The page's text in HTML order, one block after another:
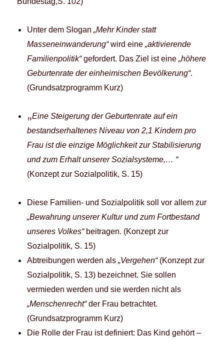
Unter dem Slogan„Mehr Kinder statt
Masseneinwanderung“wird eine„aktivierende
Familienpolitik“gefordert. Das Ziel ist eine„höhere
Geburtenrate der einheimischen Bevölkerung“.
(Grundsatzprogramm Kurz)
„Eine Steigerung der Geburtenrate auf ein
bestandserhaltenes Niveau von 2,1 Kindern pro
Frau ist die einzige Möglichkeit zur Stabilisierung
und zum Erhalt unserer Sozialsysteme,… “
(Konzept zur Sozialpolitik, S. 15)
Diese Familien- und Sozialpolitik soll vor allem zur
„Bewahrung unserer Kultur und zum Fortbestand
unseres Volkes“beitragen. (Konzept zur
Sozialpolitik, S. 15)
Abtreibungen werden als„Vergehen“(Konzept zur
Sozialpolitik, S. 13) bezeichnet. Sie sollen
vermieden werden und sie werden nicht als
„Menschenrecht“der Frau betrachtet.
(Grundsatzprogramm Kurz)
Die Rolle der Frau ist definiert: Das Kind gehört –